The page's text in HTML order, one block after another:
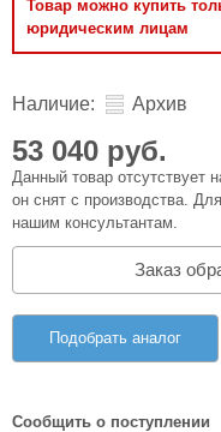
Товар можно купить
юридическим лицам
Наличие: Архив
53 040 руб.
Данный товар отсутствует
он снят с производства.
нашим консультантам.
Заказ
Подобрать аналог
Сообщить о поступлении